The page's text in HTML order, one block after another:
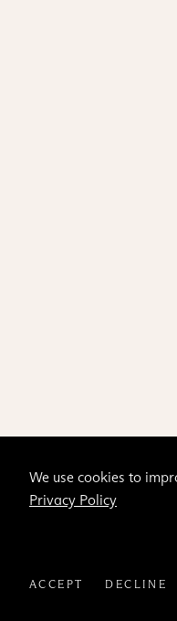
We use cookies to
Privacy Policy
ACCEPT DECLINE